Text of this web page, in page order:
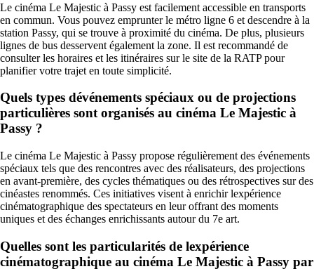
Le cinéma Le Majestic à Passy est facilement accessible en transports
en commun. Vous pouvez emprunter le métro ligne 6 et descendre à la
station Passy, qui se trouve à proximité du cinéma. De plus, plusieurs
lignes de bus desservent également la zone. Il est recommandé de
consulter les horaires et les itinéraires sur le site de la RATP pour
planifier votre trajet en toute simplicité.
Quels types dévénements spéciaux ou de projections
particulières sont organisés au cinéma Le Majestic à
Passy ?
Le cinéma Le Majestic à Passy propose régulièrement des événements
spéciaux tels que des rencontres avec des réalisateurs, des projections
en avant-première, des cycles thématiques ou des rétrospectives sur des
cinéastes renommés. Ces initiatives visent à enrichir lexpérience
cinématographique des spectateurs en leur offrant des moments
uniques et des échanges enrichissants autour du 7e art.
Quelles sont les particularités de lexpérience
cinématographique au cinéma Le Majestic à Passy par